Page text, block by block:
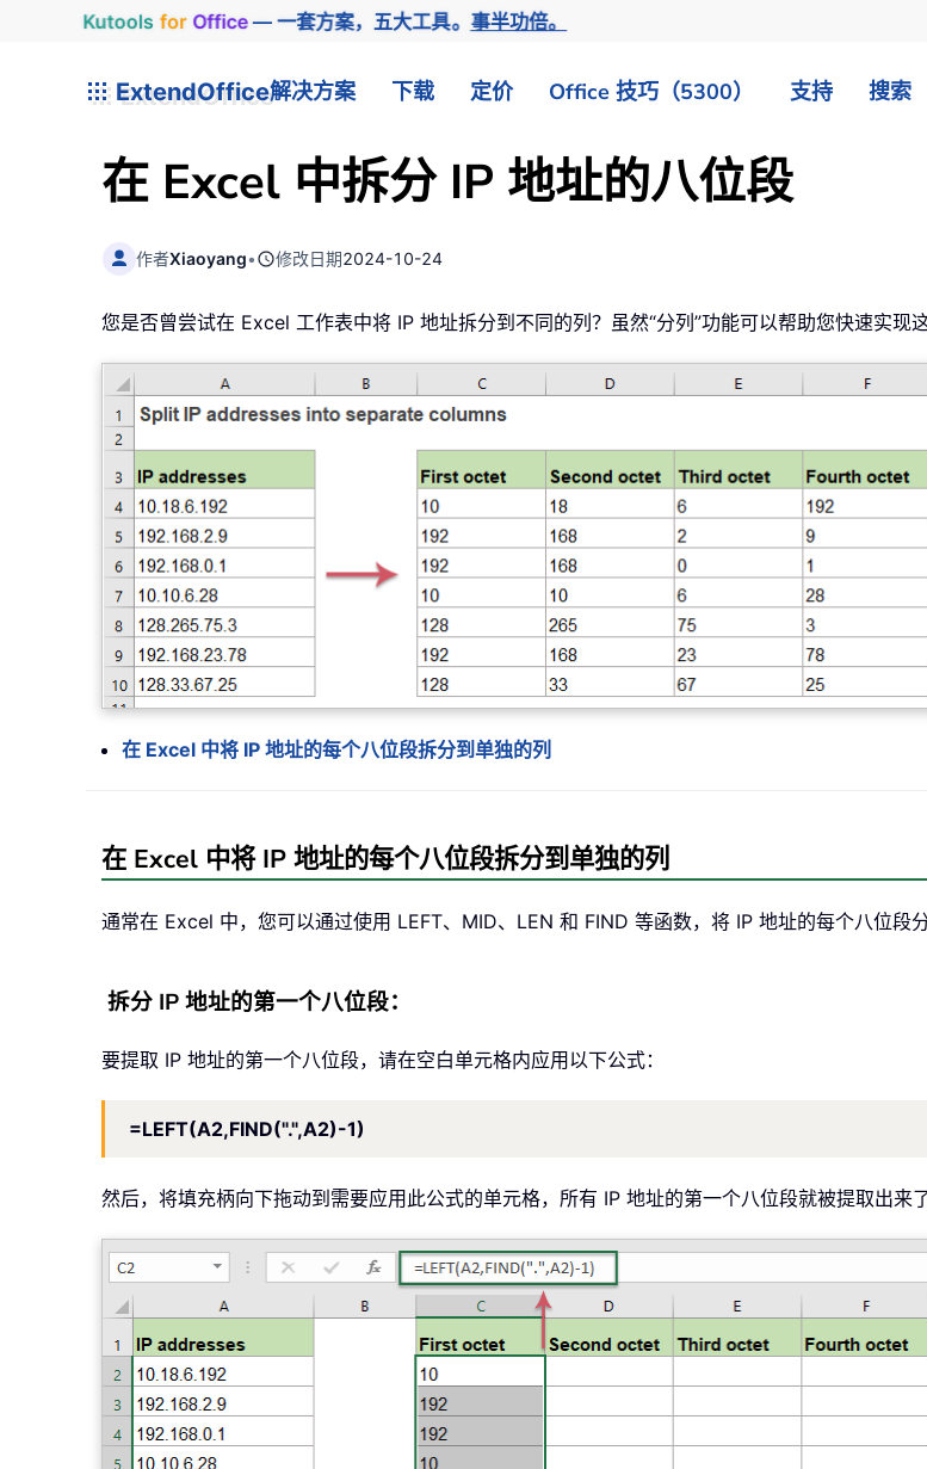
Kutools for Office— 一套方案，五大工具。事半功倍。
ExtendOffice解决方案 下载 定价 Office 技巧（5300） 支持 搜索
在 Excel 中拆分 IP 地址的八位段
作者Xiaoyang• 修改日期2024-10-24
您是否曾尝试在 Excel 工作表中将 IP 地址拆分到不同的列？虽然“分列”功能可以帮助您快速实现
在 Excel 中将 IP 地址的每个八位段拆分到单独的列
在 Excel 中将 IP 地址的每个八位段拆分到单独的列
通常在 Excel 中，您可以通过使用 LEFT、MID、LEN 和 FIND 等函数，将 IP 地址的每个八位段
拆分 IP 地址的第一个八位段：
要提取 IP 地址的第一个八位段，请在空白单元格内应用以下公式：
=LEFT(A2,FIND(".",A2)-1)
然后，将填充柄向下拖动到需要应用此公式的单元格，所有 IP 地址的第一个八位段就被提取出来